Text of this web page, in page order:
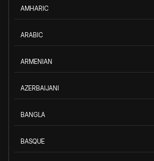
AMHARIC
ARABIC
ARMENIAN
AZERBAIJANI
BANGLA
BASQUE